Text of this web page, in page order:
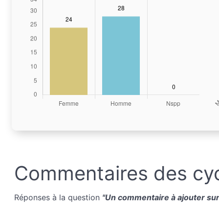
Commentaires des
Réponses à la question "Un commentaire à ajouter